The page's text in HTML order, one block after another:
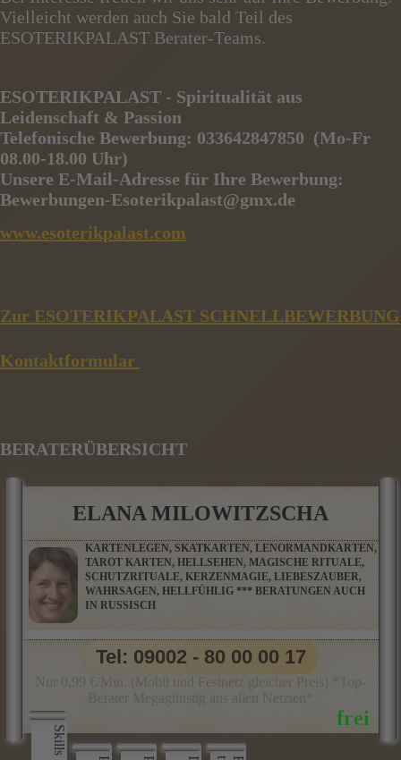
Vielleicht werden auch Sie bald Teil des
ESOTERIKPALAST Berater-Teams.
ESOTERIKPALAST - Spiritualität aus
Leidenschaft & Passion
Telefonische Bewerbung: 033642847850 (Mo-Fr
08.00-18.00 Uhr)
Unsere E-Mail-Adresse für Ihre Bewerbung:
Bewerbungen-Esoterikpalast@gmx.de
www.esoterikpalast.com
Zur ESOTERIKPALAST SCHNELLBEWERBUNG
Kontaktformular
BERATERÜBERSICHT
ELANA MILOWITZSCHA
KARTENLEGEN, SKATKARTEN, LENORMANDKARTEN,
TAROT KARTEN, HELLSEHEN, MAGISCHE RITUALE,
SCHUTZRITUALE, KERZENMAGIE, LIEBESZAUBER,
WAHRSAGEN, HELLFÜHLIG *** BERATUNGEN AUCH
IN RUSSISCH
Skills
Tel: 09002 - 80 00 00 17